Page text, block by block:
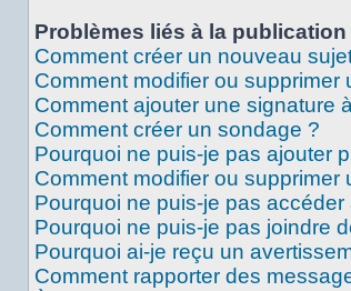
Problèmes liés à la
Comment créer un nouveau
Comment modifier ou supprimer
Comment ajouter une signature
Comment créer un sondage ?
Pourquoi ne puis-je pas ajouter
Comment modifier ou supprimer
Pourquoi ne puis-je pas accéder
Pourquoi ne puis-je pas joindre
Pourquoi ai-je reçu un
Comment rapporter des